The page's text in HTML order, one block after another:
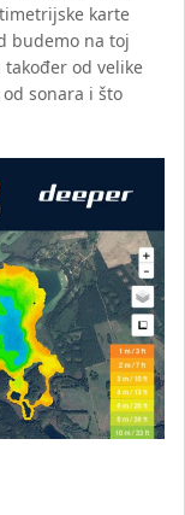
karte
budemo na toj
od velike
sonara i što